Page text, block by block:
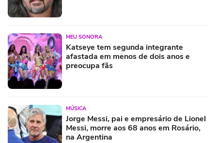
MEU SONORA
Katseye tem segunda integrante
afastada em menos de dois anos e
preocupa fãs
MÚSICA
Jorge Messi, pai e empresário de Lionel
Messi, morre aos 68 anos em Rosário,
na Argentina